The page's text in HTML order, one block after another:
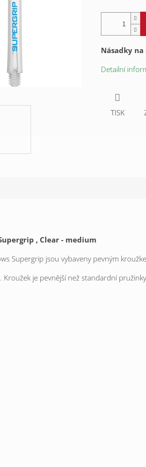
Násadky
Detailní
TISK
, Clear - medium
Supergrip jsou vybaveny pevným
Kroužek je pevnější než standardní